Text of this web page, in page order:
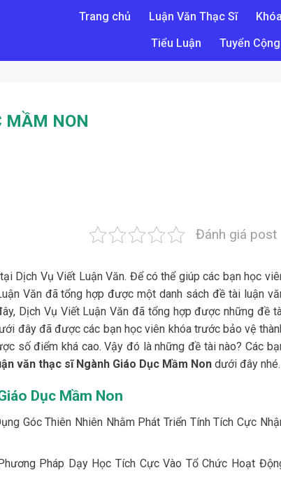
Trang chủ Luận Văn Thạc Sĩ
Tiểu Luận
Tuyển
MẦM NON
Đánh giá post
tại Dịch Vụ Viết Luận Văn. Để có thể giúp các bạn học
Văn đã tổng hợp được một danh sách đề tài luận
Dịch Vụ Viết Luận Văn đã tổng hợp được những đề
đây đã được các bạn học viên khóa trước bảo vệ
số điểm khá cao. Vậy đó là những đề tài nào? Các
văn thạc sĩ Ngành Giáo Dục Mầm Nondưới đây nhé.
Dục Mầm Non
Góc Thiên Nhiên Nhằm Phát Triển Tính Tích Cực
Pháp Dạy Học Tích Cực Vào Tổ Chức Hoạt